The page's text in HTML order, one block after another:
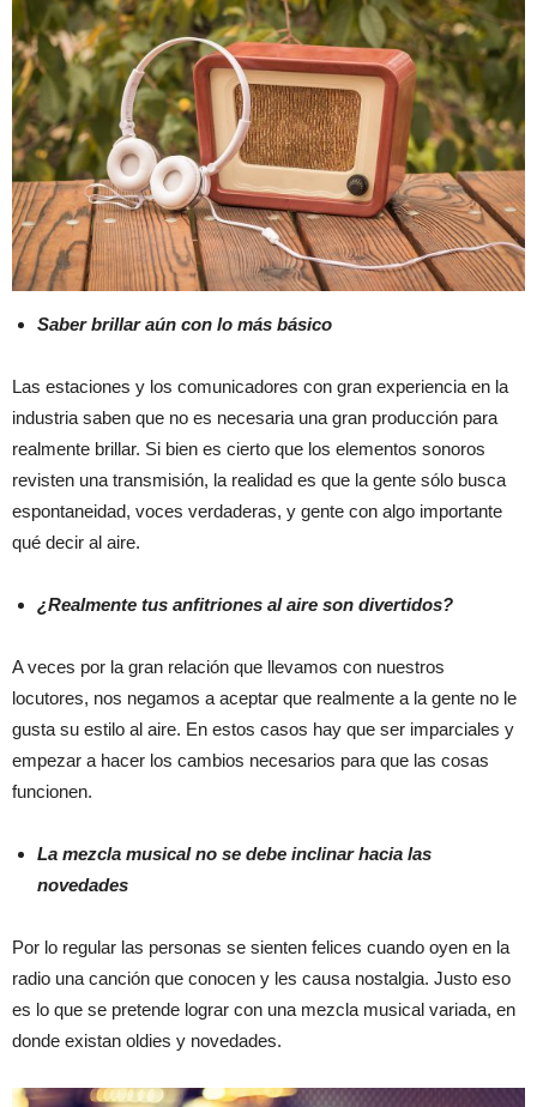
Saber brillar aún con lo más básico
Las estaciones y los comunicadores con gran experiencia en la
industria saben que no es necesaria una gran producción para
realmente brillar. Si bien es cierto que los elementos sonoros
revisten una transmisión, la realidad es que la gente sólo busca
espontaneidad, voces verdaderas, y gente con algo importante
qué decir al aire.
¿Realmente tus anfitriones al aire son divertidos?
A veces por la gran relación que llevamos con nuestros
locutores, nos negamos a aceptar que realmente a la gente no le
gusta su estilo al aire. En estos casos hay que ser imparciales y
empezar a hacer los cambios necesarios para que las cosas
funcionen.
La mezcla musical no se debe inclinar hacia las
novedades
Por lo regular las personas se sienten felices cuando oyen en la
radio una canción que conocen y les causa nostalgia. Justo eso
es lo que se pretende lograr con una mezcla musical variada, en
donde existan oldies y novedades.